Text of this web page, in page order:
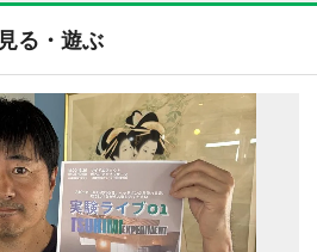
見る・遊ぶ